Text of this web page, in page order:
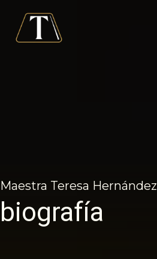
content
Maestra Teresa Hernández
biografía